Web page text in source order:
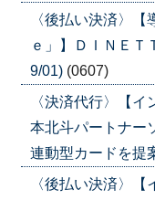
〈後払い決済〉
ｅ」】ＤＩＮＥＴ
9/01) (0607)
〈決済代行〉【
本北斗パートナー
連動型カードを提
〈後払い決済〉